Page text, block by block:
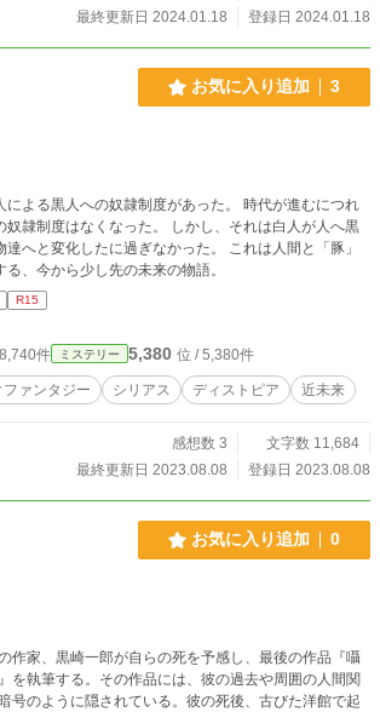
最終更新日 2024.01.18
登録日 2024.01.18
お気に入り追加 3
による黒人への奴隷制度があった。 時代が進むにつれ
奴隷制度はなくなった。 しかし、それは白人が人へ黒
化したに過ぎなかった。 これは人間と「豚」
、今から少し先の未来の物語。
R15
件 ミステリー 5,380 位 / 5,380件
ファンタジー シリアス ディストピア 近未来
感想数 3
文字数 11,684
最終更新日 2023.08.08
登録日 2023.08.08
お気に入り追加 0
作家、黒崎一郎が自らの死を予感し、最後の作品『囁
を執筆する。その作品には、彼の過去や周囲の人間関
号のように隠されている。彼の死後、古びた洋館で起